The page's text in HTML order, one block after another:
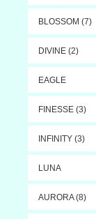
BLOSSOM (7)
DIVINE (2)
EAGLE
FINESSE (3)
INFINITY (3)
LUNA
AURORA (8)